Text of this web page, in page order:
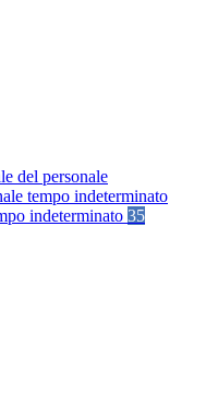
del personale
tempo indeterminato
indeterminato 35